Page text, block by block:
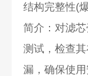
结构完整性(
简介：对滤
测试，检查
漏，确保使用